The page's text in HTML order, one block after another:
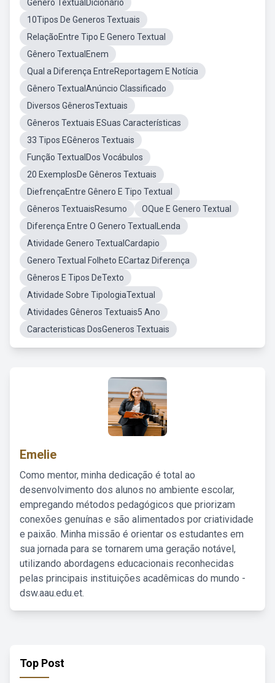
Gênero TextualDicionário
10Tipos De Generos Textuais
RelaçãoEntre Tipo E Genero Textual
Gênero TextualEnem
Qual a Diferença EntreReportagem E Notícia
Gênero TextualAnúncio Classificado
Diversos GênerosTextuais
Gêneros Textuais ESuas Características
33 Tipos EGêneros Textuais
Função TextualDos Vocábulos
20 ExemplosDe Gêneros Textuais
DiefrençaEntre Gênero E Tipo Textual
Gêneros TextuaisResumo
OQue E Genero Textual
Diferença Entre O Genero TextualLenda
Atividade Genero TextualCardapio
Genero Textual Folheto ECartaz Diferença
Gêneros E Tipos DeTexto
Atividade Sobre TipologiaTextual
Atividades Gêneros Textuais5 Ano
Caracteristicas DosGeneros Textuais
Emelie
Como mentor, minha dedicação é total ao
desenvolvimento dos alunos no ambiente escolar,
empregando métodos pedagógicos que priorizam
conexões genuínas e são alimentados por criatividade
e paixão. Minha missão é orientar os estudantes em
sua jornada para se tornarem uma geração notável,
utilizando abordagens educacionais reconhecidas
pelas principais instituições acadêmicas do mundo -
dsw.aau.edu.et.
Top Post